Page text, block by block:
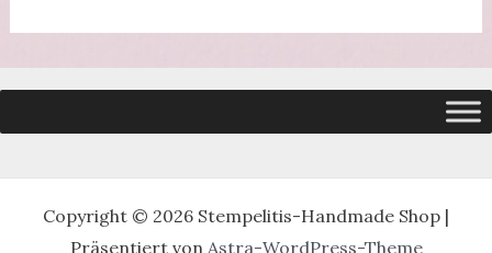
Copyright © 2026 Stempelitis-Handmade Shop |
Präsentiert von Astra-WordPress-Theme